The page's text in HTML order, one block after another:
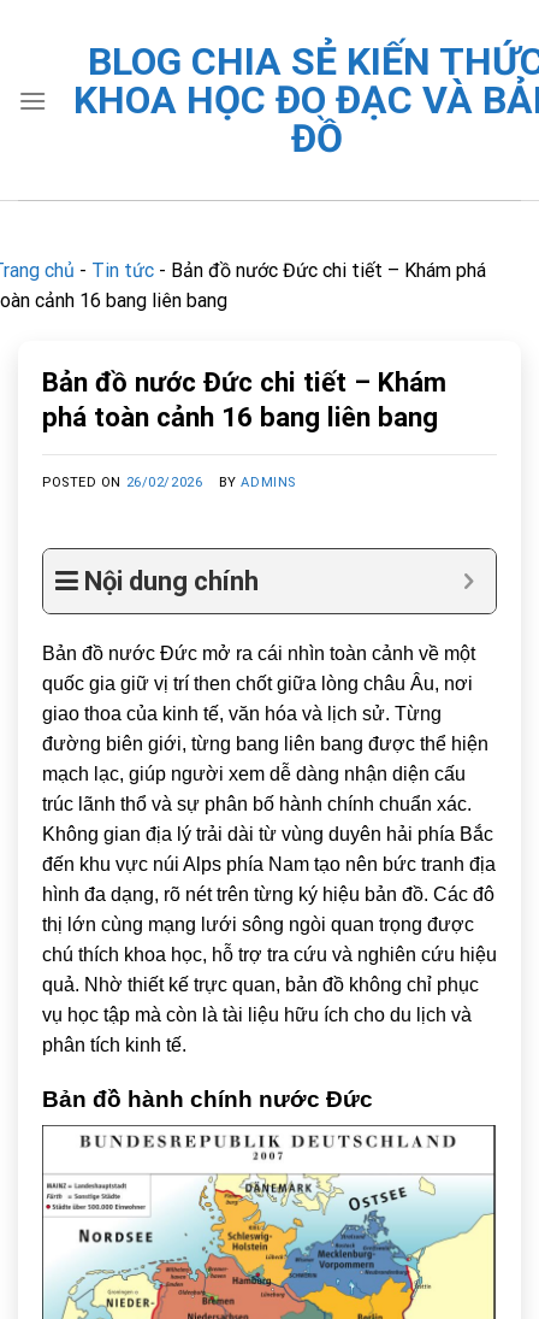
BLOG CHIA SẺ KIẾN
KHOA HỌC ĐO ĐẠC VÀ
ĐỒ
chủ - Tin tức - Bản đồ nước Đức chi tiết – Khám phá
cảnh 16 bang liên bang
Bản đồ nước Đức chi tiết – Khám
phá toàn cảnh 16 bang liên bang
POSTED ON 26/02/2026 BYADMINS
Nội dung chính
Bản đồ nước Đức mở ra cái nhìn toàn cảnh về một
quốc gia giữ vị trí then chốt giữa lòng châu Âu, nơi
giao thoa của kinh tế, văn hóa và lịch sử. Từng
đường biên giới, từng bang liên bang được thể hiện
mạch lạc, giúp người xem dễ dàng nhận diện cấu
trúc lãnh thổ và sự phân bố hành chính chuẩn xác.
Không gian địa lý trải dài từ vùng duyên hải phía Bắc
đến khu vực núi Alps phía Nam tạo nên bức tranh địa
hình đa dạng, rõ nét trên từng ký hiệu bản đồ. Các đô
thị lớn cùng mạng lưới sông ngòi quan trọng được
chú thích khoa học, hỗ trợ tra cứu và nghiên cứu hiệu
quả. Nhờ thiết kế trực quan, bản đồ không chỉ phục
vụ học tập mà còn là tài liệu hữu ích cho du lịch và
phân tích kinh tế.
Bản đồ hành chính nước Đức